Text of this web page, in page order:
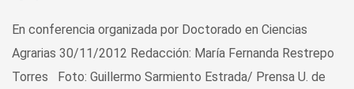
En conferencia organizada por Doctorado en Ciencias
Agrarias 30/11/2012 Redacción: María Fernanda Restrepo
Torres Foto: Guillermo Sarmiento Estrada/ Prensa U. de